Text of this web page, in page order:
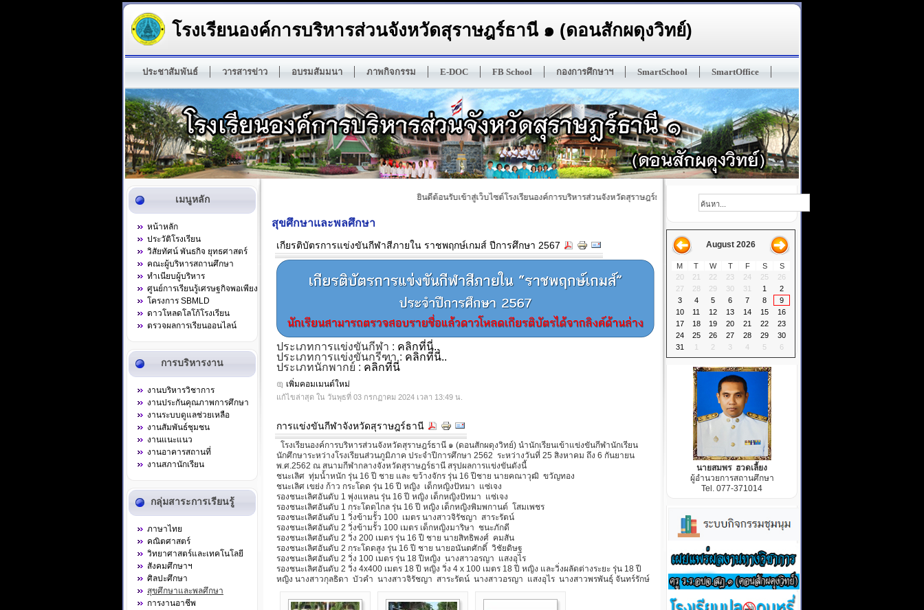
โรงเรียนองค์การบริหารส่วนจังหวัดสุราษฎร์ธานี ๑ (ดอนสักผดุงวิทย์)
ประชาสัมพันธ์ วารสารข่าว อบรมสัมมนา ภาพกิจกรรม E-DOC FB School กองการศึกษาฯ SmartSchool SmartOffice
เมนูหลัก
หน้าหลัก
ประวัติโรงเรียน
วิสัยทัศน์ พันธกิจ ยุทธศาสตร์
คณะผู้บริหารสถานศึกษา
ทำเนียบผู้บริหาร
ศูนย์การเรียนรู้เศรษฐกิจพอเพียง
โครงการ SBMLD
ดาวโหลดโลโก้โรงเรียน
ตรวจผลการเรียนออนไลน์
การบริหารงาน
งานบริหารวิชาการ
งานประกันคุณภาพการศึกษา
งานระบบดูแลช่วยเหลือ
งานสัมพันธ์ชุมชน
งานแนะแนว
งานอาคารสถานที่
งานสภานักเรียน
กลุ่มสาระการเรียนรู้
ภาษาไทย
คณิตศาสตร์
วิทยาศาสตร์และเทคโนโลยี
สังคมศึกษาฯ
ศิลปะศึกษา
สุขศึกษาและพลศึกษา
การงานอาชีพ
ยินดีต้อนรับเข้าสู่เว็บไซต์โรงเรียนองค์การบริหารส่วนจังหวัดสุราษฎร์ธานี ๑ (ดอนสักผดุงวิทย์) ปรัญชา : ทนฺโต เสฎโฐ มนุสเสสุ ในมวลหมู่มนุษย์ ผู้ฝึ
สุขศึกษาและพลศึกษา
เกียรติบัตรการแข่งขันกีฬาสีภายใน ราชพฤกษ์เกมส์ ปีการศึกษา 2567
ประเภทการแข่งขันกีฬา : คลิกที่นี่..
ประเภทการแข่งขันกรีฑา : คลิกที่นี่..
ประเภทนักพากย์ : คลิกที่นี่
เพิ่มคอมเมนต์ใหม่
แก้ไขล่าสุด ใน วันพุธที่ 03 กรกฏาคม 2024 เวลา 13:49 น.
การแข่งขันกีฬาจังหวัดสุราษฎร์ธานี
โรงเรียนองค์การบริหารส่วนจังหวัดสุราษฎร์ธานี ๑ (ดอนสักผดุงวิทย์) นำนักเรียนเข้าแข่งขันกีฬานักเรียน
นักศึกษาระหว่างโรงเรียนส่วนภูมิภาค ประจำปีการศึกษา 2562 ระหว่างวันที่ 25 สิงหาคม ถึง 6 กันยายน
พ.ศ.2562 ณ สนามกีฬากลางจังหวัดสุราษฎร์ธานี สรุปผลการแข่งขันดังนี้
ชนะเลิศ ทุ่มน้ำหนัก รุ่น 16 ปี ชาย และ ขว้างจักร รุ่น 16 ปีชาย นายคณาวุฒิ ขวัญทอง
ชนะเลิศ เขย่ง ก้าว กระโดด รุ่น 16 ปี หญิง เด็กหญิงปัทมา แซ่เจง
รองชนะเลิศอันดับ 1 พุ่งแหลน รุ่น 16 ปี หญิง เด็กหญิงปัทมา แซ่เจง
รองชนะเลิศอันดับ 1 กระโดดไกล รุ่น 16 ปี หญิง เด็กหญิงพิมพกานต์ โสมเพชร
รองชนะเลิศอันดับ 1 วิ่งข้ามรั้ว 100 เมตร นางสาวจิรัชญา สาระรัตน์
รองชนะเลิศอันดับ 2 วิ่งข้ามรั้ว 100 เมตร เด็กหญิงมาริษา ชนะภักดี
รองชนะเลิศอันดับ 2 วิ่ง 200 เมตร รุ่น 16 ปี ชาย นายสิทธิพงศ์ คมสัน
รองชนะเลิศอันดับ 2 กระโดดสูง รุ่น 16 ปี ชาย นายอนันตศักดิ์ วิชัยดิษฐ
รองชนะเลิศอันดับ 2 วิ่ง 100 เมตร รุ่น 18 ปีหญิง นางสาวอรญา แสงอุไร
รองชนะเลิศอันดับ 2 วิ่ง 4x400 เมตร 18 ปี หญิง วิ่ง 4 x 100 เมตร 18 ปี หญิง และวิ่งผลัดต่างระยะ รุ่น 18 ปี
หญิง นางสาวกุลธิดา บัวคำ นางสาวจิรัชญา สาระรัตน์ นางสาวอรญา แสงอุไร นางสาวพรพันธุ์ จันทร์รักษ์
August 2026
M T W T F S
S
20
21 22 23 24 25
26
27
28 29 30 31 1
2
3
4 5 6 7 8
9
10
11 12 13 14 15
16
17
18 19 20 21 22
23
24
25 26 27 28 29
30
31
1 2 3 4 5 6
นายสมพร ฮวดเลี้ยง
ผู้อำนวยการสถานศึกษา
Tel. 077-371014